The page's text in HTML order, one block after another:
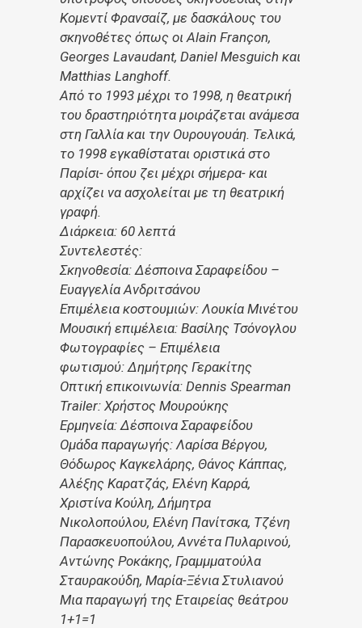
Κομεντί Φρανσαίζ, με δασκάλους του
σκηνοθέτες όπως οι Alain Françon,
Georges Lavaudant, Daniel Mesguich και
Matthias Langhoff.
Από το 1993 μέχρι το 1998, η θεατρική
του δραστηριότητα μοιράζεται ανάμεσα
στη Γαλλία και την Ουρουγουάη. Τελικά,
το 1998 εγκαθίσταται οριστικά στο
Παρίσι- όπου ζει μέχρι σήμερα- και
αρχίζει να ασχολείται με τη θεατρική
γραφή.
Διάρκεια: 60 λεπτά
Συντελεστές:
Σκηνοθεσία: Δέσποινα Σαραφείδου –
Ευαγγελία Ανδριτσάνου
Επιμέλεια κοστουμιών: Λουκία Μινέτου
Μουσική επιμέλεια: Βασίλης Τσόνογλου
Φωτογραφίες – Επιμέλεια
φωτισμού: Δημήτρης Γερακίτης
Οπτική επικοινωνία: Dennis Spearman
Trailer: Χρήστος Μουρούκης
Ερμηνεία: Δέσποινα Σαραφείδου
Ομάδα παραγωγής: Λαρίσα Βέργου,
Θόδωρος Καγκελάρης, Θάνος Κάππας,
Αλέξης Καρατζάς, Ελένη Καρρά,
Χριστίνα Κούλη, Δήμητρα
Νικολοπούλου, Ελένη Πανίτσκα, Τζένη
Παρασκευοπούλου, Αννέτα Πυλαρινού,
Αντώνης Ροκάκης, Γραμμματούλα
Σταυρακούδη, Μαρία-Ξένια Στυλιανού
Μια παραγωγή της Εταιρείας θεάτρου
1+1=1